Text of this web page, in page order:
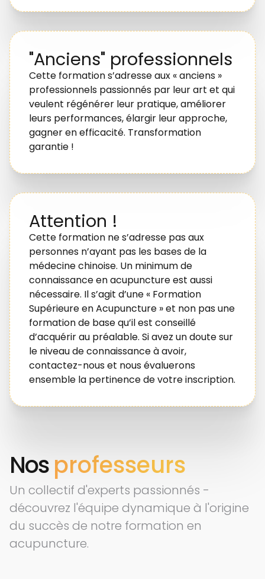
"Anciens" professionnels
Cette formation s’adresse aux « anciens »
professionnels passionnés par leur art et qui
veulent régénérer leur pratique, améliorer
leurs performances, élargir leur approche,
gagner en efficacité. Transformation
garantie !
Attention !
Cette formation ne s’adresse pas aux
personnes n’ayant pas les bases de la
médecine chinoise. Un minimum de
connaissance en acupuncture est aussi
nécessaire. Il s’agit d’une « Formation
Supérieure en Acupuncture » et non pas une
formation de base qu’il est conseillé
d’acquérir au préalable. Si avez un doute sur
le niveau de connaissance à avoir,
contactez-nous et nous évaluerons
ensemble la pertinence de votre inscription.
Nosprofesseurs
Un collectif d'experts passionnés -
découvrez l'équipe dynamique à l'origine
du succès de notre formation en
acupuncture.